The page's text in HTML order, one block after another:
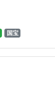
国宝